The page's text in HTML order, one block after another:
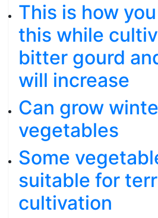
This is how
this while
bitter gourd
will increase
Can grow
vegetables
Some
suitable for
cultivation